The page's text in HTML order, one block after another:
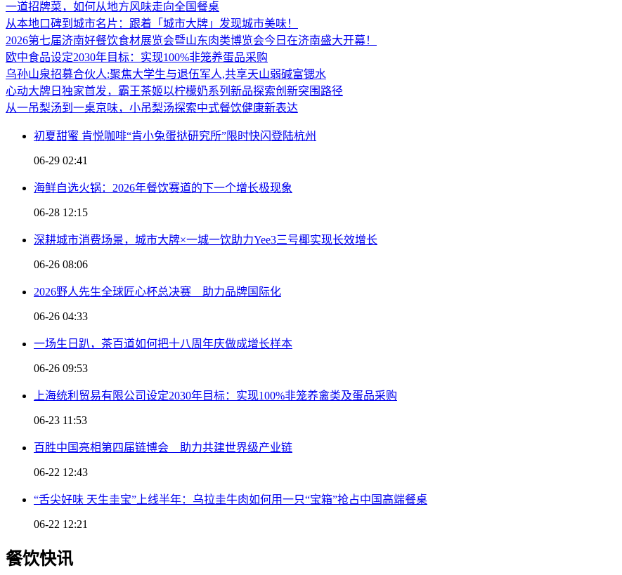
一道招牌菜，如何从地方风味走向全国餐桌
从本地口碑到城市名片：跟着「城市大牌」发现城市美味！
2026第七届济南好餐饮食材展览会暨山东肉类博览会今日在济南盛大开幕！
欧中食品设定2030年目标：实现100%非笼养蛋品采购
乌孙山泉招募合伙人:聚焦大学生与退伍军人,共享天山弱碱富锶水
心动大牌日独家首发，霸王茶姬以柠檬奶系列新品探索创新突围路径
从一吊梨汤到一桌京味，小吊梨汤探索中式餐饮健康新表达
初夏甜蜜 肯悦咖啡“肯小兔蛋挞研究所”限时快闪登陆杭州
06-29 02:41
海鲜自选火锅：2026年餐饮赛道的下一个增长极现象
06-28 12:15
深耕城市消费场景，城市大牌×一城一饮助力Yee3三号椰实现长效增长
06-26 08:06
2026野人先生全球匠心杯总决赛 助力品牌国际化
06-26 04:33
一场生日趴，茶百道如何把十八周年庆做成增长样本
06-26 09:53
上海统利贸易有限公司设定2030年目标：实现100%非笼养禽类及蛋品采购
06-23 11:53
百胜中国亮相第四届链博会 助力共建世界级产业链
06-22 12:43
“舌尖好味 天生圭宝”上线半年：乌拉圭牛肉如何用一只“宝箱”抢占中国高端餐桌
06-22 12:21
餐饮快讯